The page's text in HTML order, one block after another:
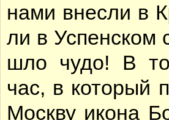
на­ми внес­ли в
ли в Успен­ском
шло чу­до! В
час, в ко­то­рый
Моск­ву ико­на